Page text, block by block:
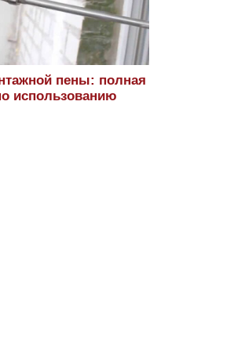
пены: полная
использованию